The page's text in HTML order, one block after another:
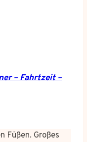
– Fahrtzeit –
Füßen. Großes